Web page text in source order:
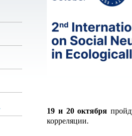
19 и 20 октября
корреляции.